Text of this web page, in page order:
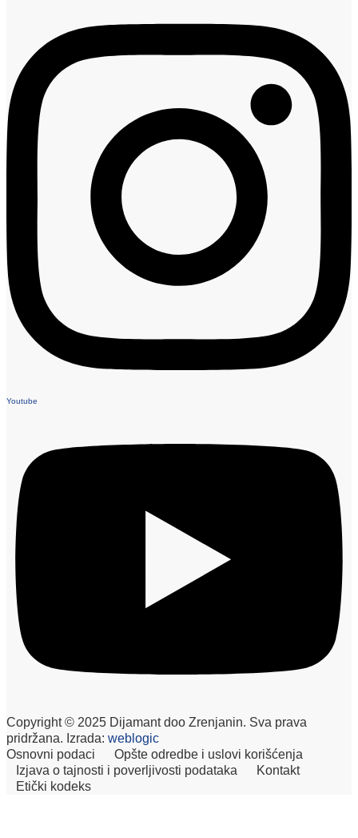
Youtube
Copyright © 2025 Dijamant doo Zrenjanin. Sva prava
pridržana. Izrada: weblogic
Osnovni podaci
Opšte odredbe i uslovi korišćenja
Izjava o tajnosti i poverljivosti podataka
Kontakt
Etički kodeks